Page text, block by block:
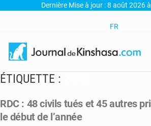
Dernière Mise à jour : 8 août 2026
FR
ÉTIQUETTE :
RDC : 48 civils tués et 45 autres
le début de l’année